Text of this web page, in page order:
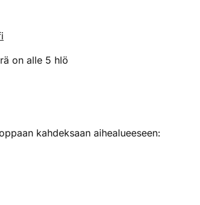
on alle 5 hlö
kahdeksaan aihealueeseen: